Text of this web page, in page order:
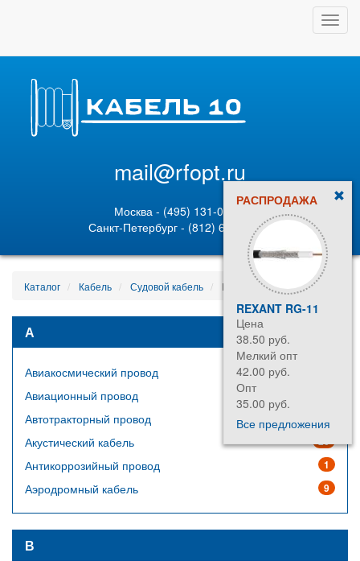
mail@rfopt.ru
Москва - (495) 131-02-05
Санкт-Петербург - (812) 628-80-89
РАСПРОДАЖА
REXANT RG-11
Цена
38.50 руб.
Мелкий опт
42.00 руб.
Опт
35.00 руб.
Все предложения
Каталог Кабель Судовой кабель КСНРТЭ 3х25 59315
А
Авиакосмический провод
Авиационный провод
Автотракторный провод
20
Акустический кабель
1
Антикоррозийный провод
9
Аэродромный кабель
В